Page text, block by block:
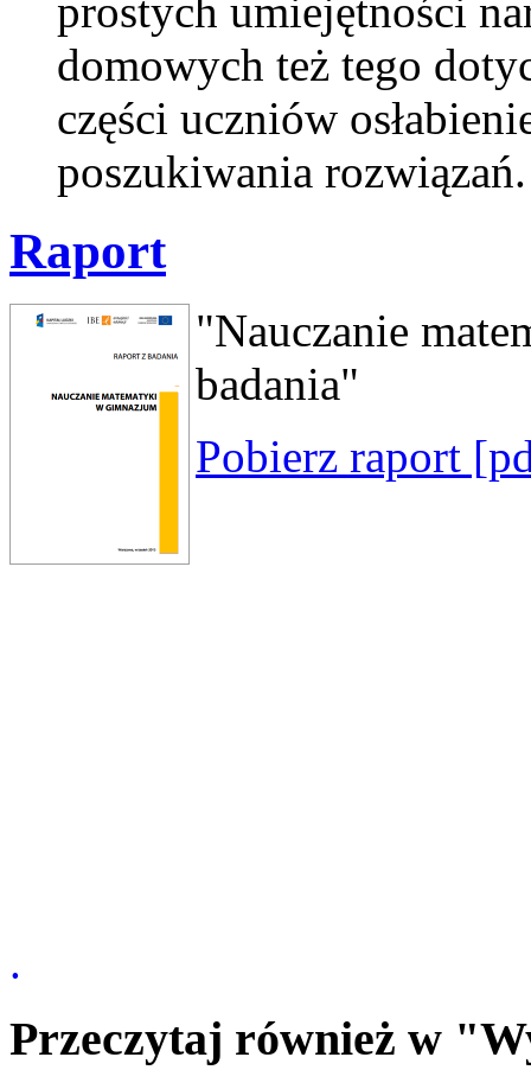
prostych umiejętności
domowych też tego
części uczniów
poszukiwania rozwiązań.
Raport
"Nauczanie
badania"
Pobierz raport
.
Przeczytaj również w